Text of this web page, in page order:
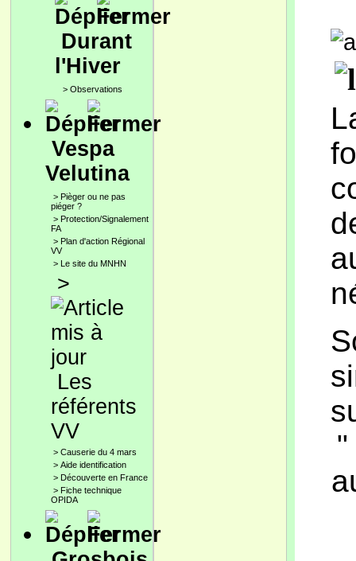
Durant
l'Hiver
> Observations
Vespa
Velutina
> Pièger ou ne pas
piéger ?
> Protection/Signalement
FA
> Plan d'action Régional
VV
> Le site du MNHN
>
Les
référents
VV
> Causerie du 4 mars
> Aide identification
> Découverte en France
> Fiche technique
OPIDA
"